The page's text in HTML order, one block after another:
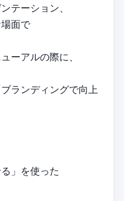
テーション、
面で
ーアルの際に、
ランディングで向上
」を使った